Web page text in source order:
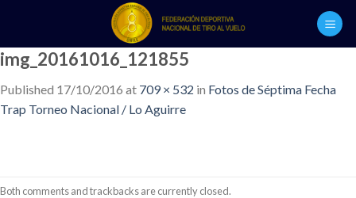
content
img_20161016_121855
Published 17/10/2016 at 709 × 532 in Fotos de Séptima Fecha
Trap Torneo Nacional / Lo Aguirre
Both comments and trackbacks are currently closed.